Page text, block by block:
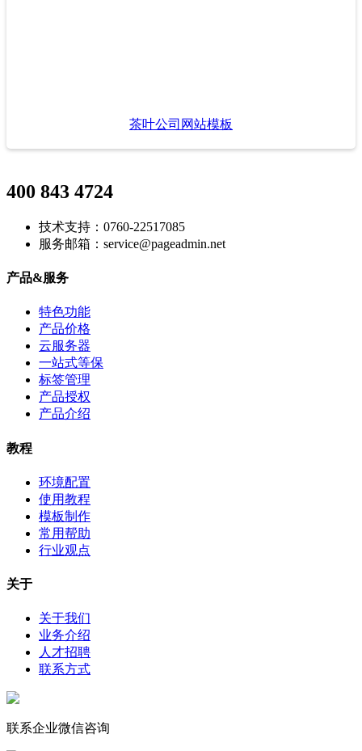
茶叶公司网站模板
400 843 4724
技术支持：0760-22517085
服务邮箱：service@pageadmin.net
产品&服务
特色功能
产品价格
云服务器
一站式等保
标签管理
产品授权
产品介绍
教程
环境配置
使用教程
模板制作
常用帮助
行业观点
关于
关于我们
业务介绍
人才招聘
联系方式
联系企业微信咨询